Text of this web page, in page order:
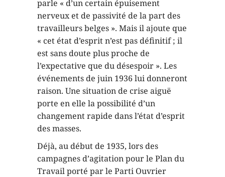
parle « d’un certain épuisement
nerveux et de passivité de la part des
travailleurs belges ». Mais il ajoute que
« cet état d’esprit n’est pas définitif ; il
est sans doute plus proche de
l’expectative que du désespoir ». Les
événements de juin 1936 lui donneront
raison. Une situation de crise aiguë
porte en elle la possibilité d’un
changement rapide dans l’état d’esprit
des masses.
Déjà, au début de 1935, lors des
campagnes d’agitation pour le Plan du
Travail porté par le Parti Ouvrier